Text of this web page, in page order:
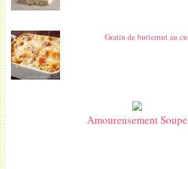
Gratin de butternut au
Amoureusement Soupe